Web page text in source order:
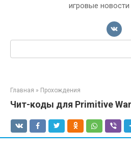
игровые новости
Поиск:
Главная » Прохождения
Чит-коды для Primitive